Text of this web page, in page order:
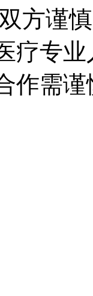
方谨
疗专
作需